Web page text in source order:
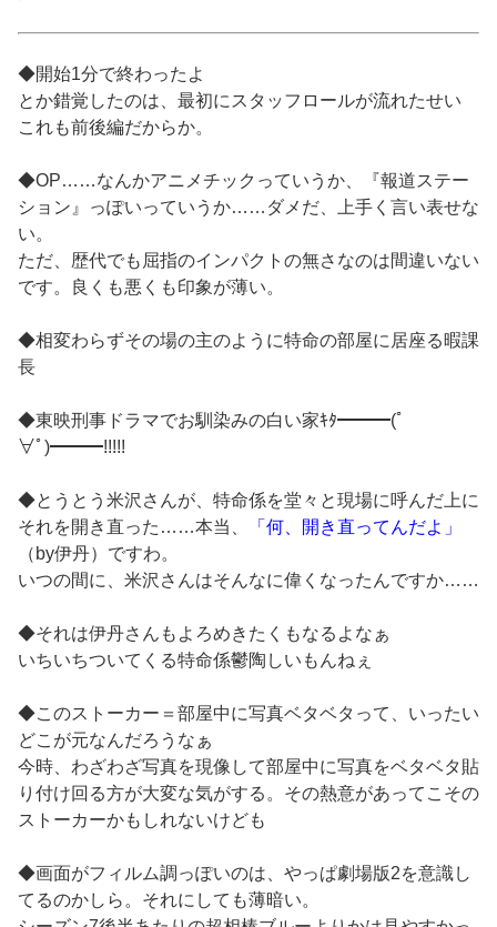
◆開始1分で終わったよ
とか錯覚したのは、最初にスタッフロールが流れたせい
これも前後編だからか。
◆OP……なんかアニメチックっていうか、『報道ステー
ション』っぽいっていうか……ダメだ、上手く言い表せな
い。
ただ、歴代でも屈指のインパクトの無さなのは間違いない
です。良くも悪くも印象が薄い。
◆相変わらずその場の主のように特命の部屋に居座る暇課
長
◆東映刑事ドラマでお馴染みの白い家ｷﾀ━━━(ﾟ
∀ﾟ)━━━!!!!!
◆とうとう米沢さんが、特命係を堂々と現場に呼んだ上に
それを開き直った……本当、
「何、開き直ってんだよ」
（by伊丹）ですわ。
いつの間に、米沢さんはそんなに偉くなったんですか……
◆それは伊丹さんもよろめきたくもなるよなぁ
いちいちついてくる特命係鬱陶しいもんねぇ
◆このストーカー＝部屋中に写真ベタベタって、いったい
どこが元なんだろうなぁ
今時、わざわざ写真を現像して部屋中に写真をベタベタ貼
り付け回る方が大変な気がする。その熱意があってこその
ストーカーかもしれないけども
◆画面がフィルム調っぽいのは、やっぱ劇場版2を意識し
てるのかしら。それにしても薄暗い。